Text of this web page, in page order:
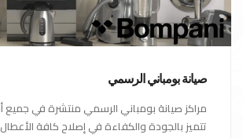
صيانة بومباني الرسمي
مراكز صيانة بومباني الرسمي منتشرة في جميع
تتميز بالجودة والكفاءة في إصلاح كافة